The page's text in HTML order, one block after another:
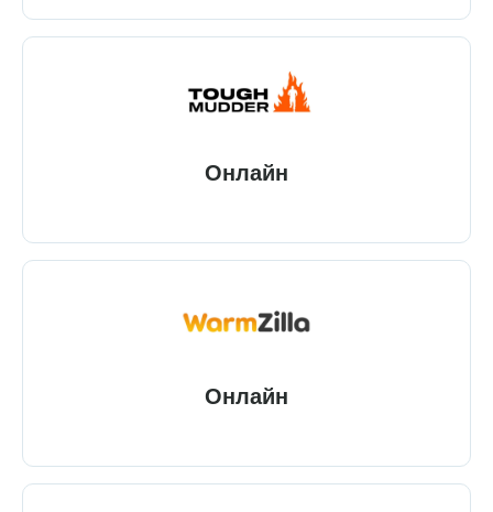
Онлайн
Онлайн